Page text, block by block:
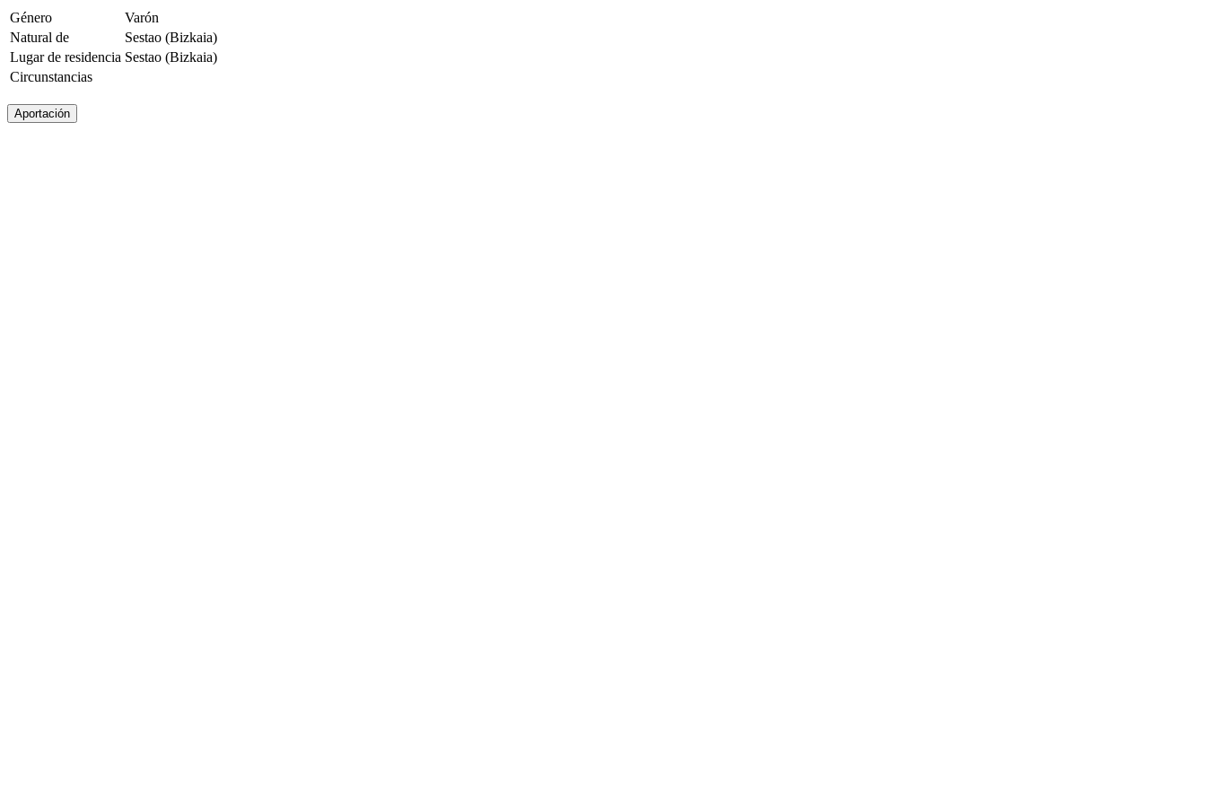
Género
Varón
Natural de
Sestao (Bizkaia)
Lugar de residencia Sestao (Bizkaia)
Circunstancias